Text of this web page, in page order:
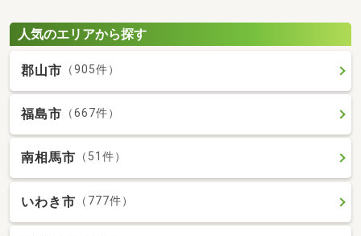
人気のエリアから探す
郡山市 （905件）
福島市 （667件）
南相馬市 （51件）
いわき市 （777件）